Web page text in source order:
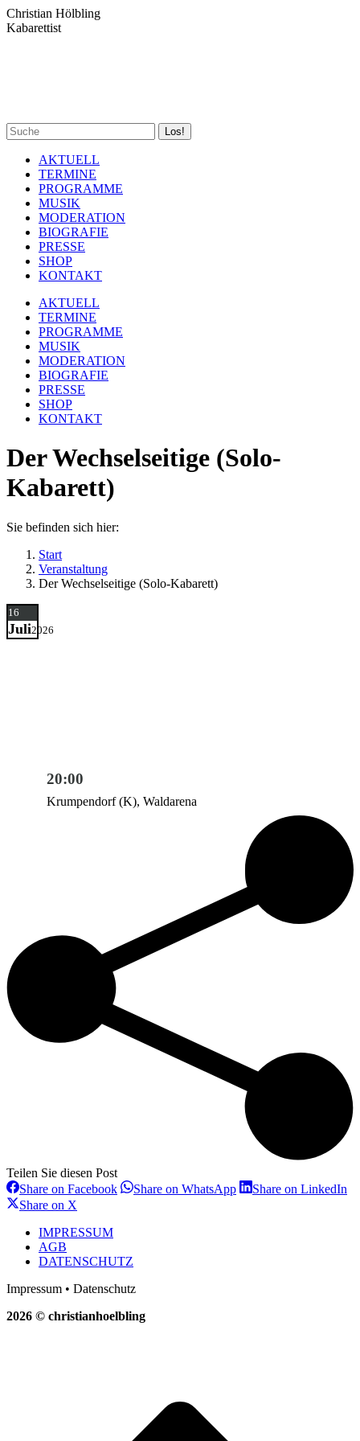
Zum
Inhalt
Christian Hölbling
Kabarettist
Spotify
page
opens
new
window
Facebook
page
opens
new
window
YouTube
page
opens
new
window
Instagram
page
opens
new
window
Search:
AKTUELL
TERMINE
PROGRAMME
MUSIK
MODERATION
BIOGRAFIE
PRESSE
SHOP
KONTAKT
AKTUELL
TERMINE
PROGRAMME
MUSIK
MODERATION
BIOGRAFIE
PRESSE
SHOP
KONTAKT
Der Wechselseitige (Solo-
Kabarett)
Sie befinden sich hier:
Start
Veranstaltung
Der Wechselseitige (Solo-Kabarett)
16
Juli2026
20:00
Krumpendorf (K), Waldarena
Teilen Sie diesen Post
Share on FacebookShareShare on WhatsAppShareShare on LinkedIn
Share on X
X
IMPRESSUM
AGB
DATENSCHUTZ
Impressum • Datenschutz
2026 © christianhoelbling